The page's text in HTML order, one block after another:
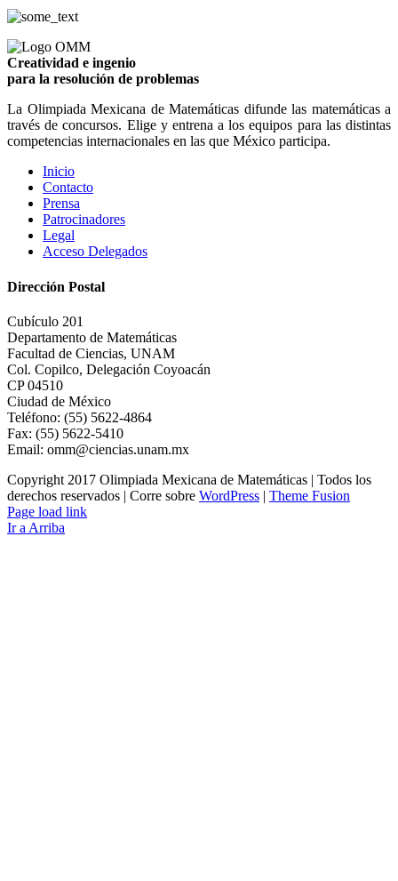
Creatividad e ingenio
para la resolución de problemas
La Olimpiada Mexicana de Matemáticas difunde las matemáticas a
través de concursos. Elige y entrena a los equipos para las distintas
competencias internacionales en las que México participa.
Inicio
Contacto
Prensa
Patrocinadores
Legal
Acceso Delegados
Dirección Postal
Cubículo 201
Departamento de Matemáticas
Facultad de Ciencias, UNAM
Col. Copilco, Delegación Coyoacán
CP 04510
Ciudad de México
Teléfono: (55) 5622-4864
Fax: (55) 5622-5410
Email: omm@ciencias.unam.mx
Copyright 2017 Olimpiada Mexicana de Matemáticas | Todos los
derechos reservados | Corre sobre WordPress | Theme Fusion
Page load link
Ir a Arriba